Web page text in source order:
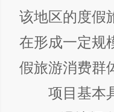
该地区的度假
在形成一定规
假旅游消费群
项目基本具